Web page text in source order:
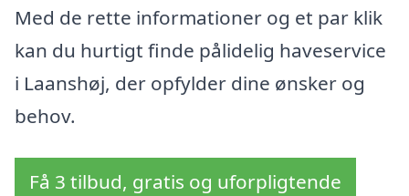
Med de rette informationer og et par klik
kan du hurtigt finde pålidelig haveservice
i Laanshøj, der opfylder dine ønsker og
behov.
Få 3 tilbud, gratis og uforpligtende